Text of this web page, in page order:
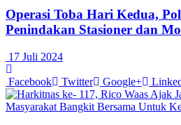
Operasi Toba Hari Kedua,
Penindakan Stasioner dan
17 Juli 2024
Facebook Twitter Google+